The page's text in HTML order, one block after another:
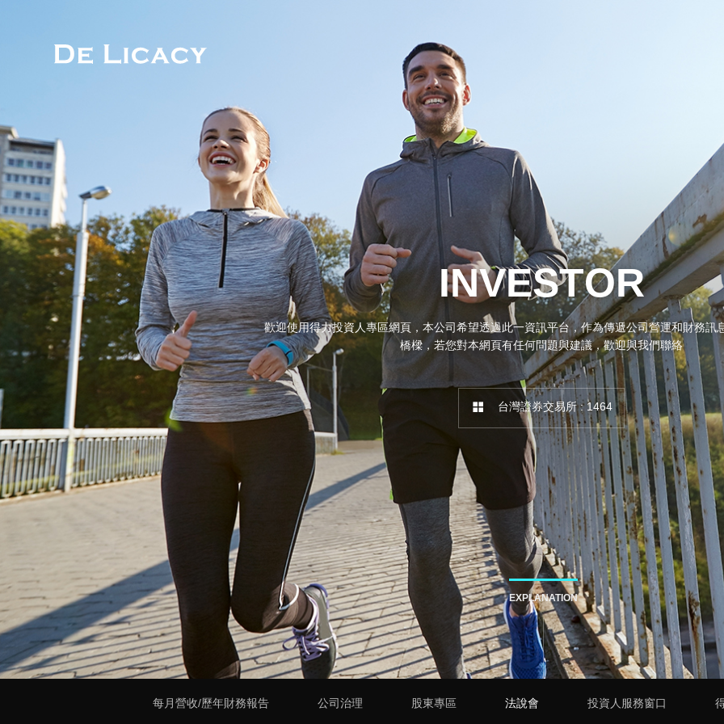
歡迎使用得力投資人專區網頁，本公司希望透過此一資訊平台，作為傳遞公司營運和財務訊
橋樑，若您對本網頁有任何問題與建議，歡迎與我們聯絡
台灣證券交易所 : 1464
EXPLANATION
每月營收/歷年財務報告 公司治理 股東專區 法說會 投資人服務窗口